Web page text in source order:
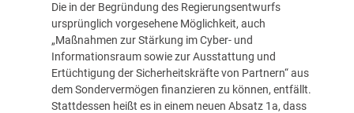
Die in der Begründung des Regierungsentwurfs
ursprünglich vorgesehene Möglichkeit, auch
„Maßnahmen zur Stärkung im Cyber- und
Informationsraum sowie zur Ausstattung und
Ertüchtigung der Sicherheitskräfte von Partnern“ aus
dem Sondervermögen finanzieren zu können, entfällt.
Stattdessen heißt es in einem neuen Absatz 1a, dass